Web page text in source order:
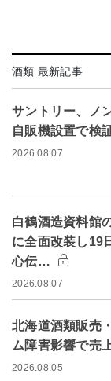
酒類 最新記事
サントリー、ノ
自販機設置で検
2026.08.07
白鶴酒造資料館
に全面改装し
心伝…
2026.08.07
北海道酒類販売
ム障害影響で売
2026.08.05